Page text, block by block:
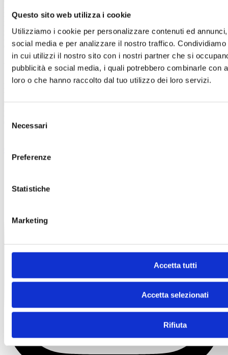
Questo sito web utilizza i cookie
Utilizziamo i cookie per personalizzare contenuti ed
social media e per analizzare il nostro traffico.
in cui utilizzi il nostro sito con i nostri partner che si
pubblicità e social media, i quali potrebbero combinarle con
loro o che hanno raccolto dal tuo utilizzo dei loro servizi.
delNecessari
Preferenze
Statistiche
Marketing
Accetta tutti
Accetta selezionati
Rifiuta
Intolleranza al lattosio
Pancreopatie
Polipectomie di polipi della camera gastrica e del colon
Esofagogastroduodenoscopia
Colonscopia con ileoscopia
Visite in presenza
Poliambulatorio Specialistico Verona,
Gastroscopie e Colonscopie.